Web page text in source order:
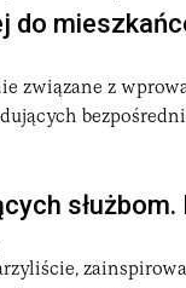
do
związane z
służbom.